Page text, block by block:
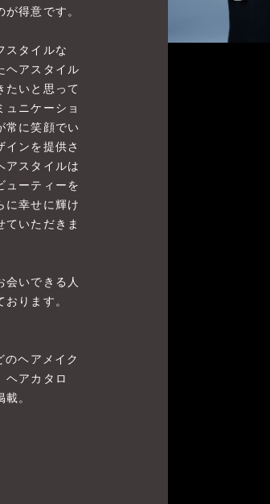
得意です。
スタイルな
ヘアスタイル
たいと思って
ュニケーショ
常に笑顔でい
インを提供さ
アスタイルは
ューティーを
に幸せに輝け
ていただきま
会いできる人
ります。
のヘアメイク
ヘアカタロ
。